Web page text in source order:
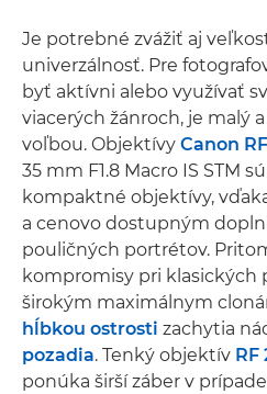
Je potrebné zvážiť aj
univerzálnosť. Pre
byť aktívni alebo využívať
viacerých žánroch, je malý
voľbou. Objektívy Canon
35 mm F1.8 Macro IS STM
kompaktné objektívy,
a cenovo dostupným
pouličných portrétov.
kompromisy pri klasických
širokým maximálnym
hĺbkou ostrosti zachytia
pozadia. Tenký objektív RF
ponúka širší záber v